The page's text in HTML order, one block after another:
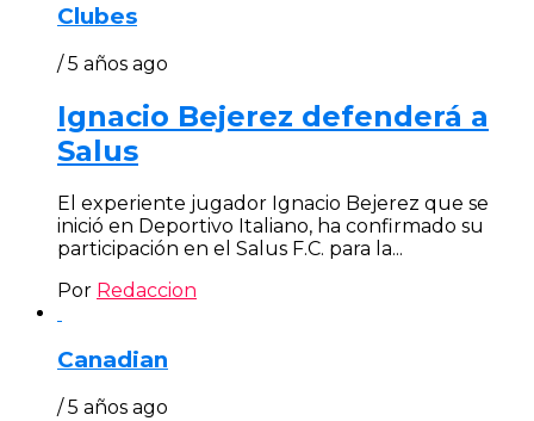
Clubes
/ 5 años ago
Ignacio Bejerez defenderá a
Salus
El experiente jugador Ignacio Bejerez que se
inició en Deportivo Italiano, ha confirmado su
participación en el Salus F.C. para la...
Por Redaccion
Canadian
/ 5 años ago